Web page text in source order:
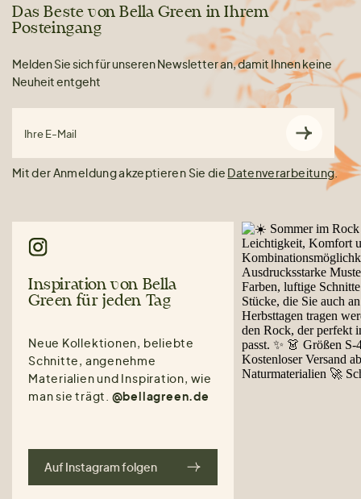
Das Beste von Bella Green in Ihrem
Posteingang
Melden Sie sich für unseren Newsletter an, damit Ihnen keine
Neuheit entgeht
Ihre E-Mail
Mit der Anmeldung akzeptieren Sie die Datenverarbeitung.
Inspiration von Bella
Green für jeden Tag
Neue Kollektionen, beliebte
Schnitte, angenehme
Materialien und Inspiration, wie
man sie trägt. @bellagreen.de
Auf Instagram folgen